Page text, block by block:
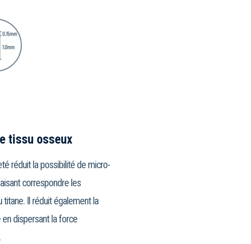
tissu osseux
réduit la possibilité de micro-
correspondre les
titane. Il réduit également la
dispersant la force